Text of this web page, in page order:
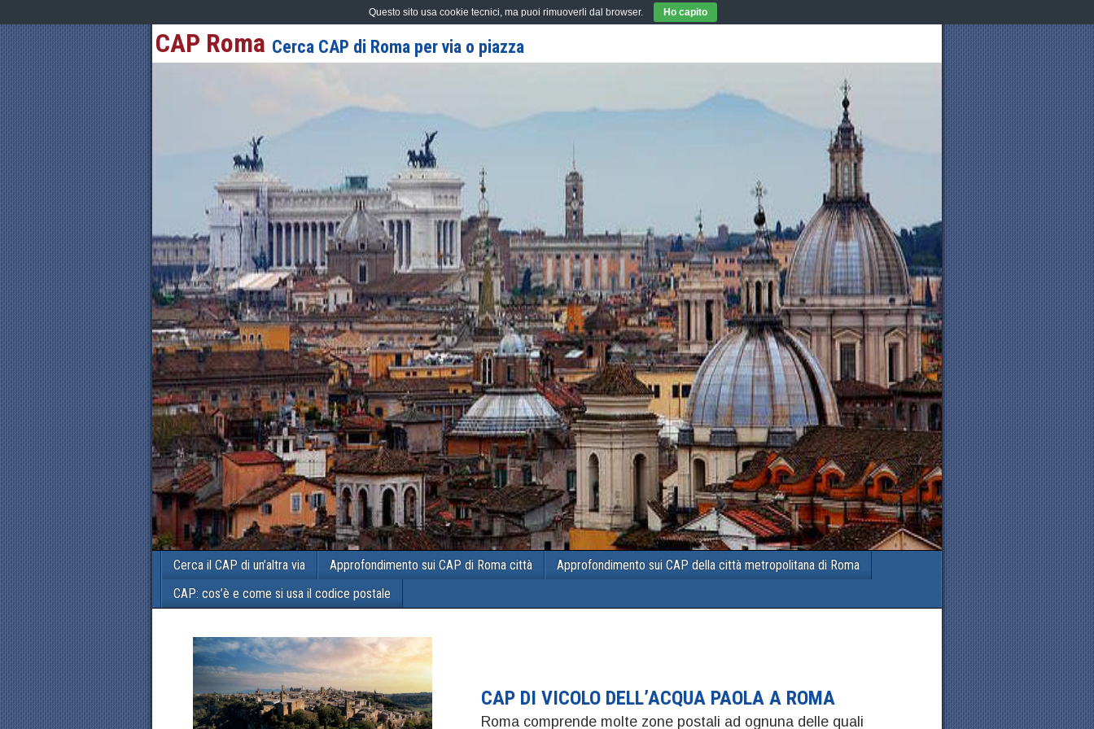
CAP Roma Cerca CAP di Roma per via o piazza
Cerca il CAP di un’altra via Approfondimento sui CAP di Roma città
Approfondimento sui CAP della città metropolitana di Roma
CAP: cos’è e come si usa il codice postale
CAP DI VICOLO DELL’ACQUA PAOLA A ROMA
Roma comprende molte zone postali ad ognuna delle quali
Questo sito usa cookie tecnici, ma puoi rimuoverli dal browser. Ho capito